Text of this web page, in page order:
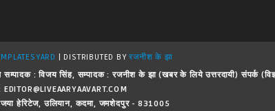
| DISTRIBUTED BYरजनीश के झा
: विजय सिंह, सम्पादक : रजनीश के झा (खबर के लिये उत्तरदायी) संपर्क
हेरिटेज, उलियान, कदमा, जमशेदपुर - 831005